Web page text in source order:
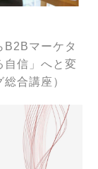
B2Bマーケタ
信」へと変
合講座）